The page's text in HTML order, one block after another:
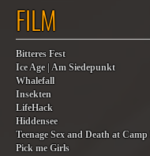
FILM
Bitteres Fest
Ice Age | Am Siedepunkt
Whalefall
Insekten
LifeHack
Hiddensee
Teenage Sex and Death at
Pick me Girls